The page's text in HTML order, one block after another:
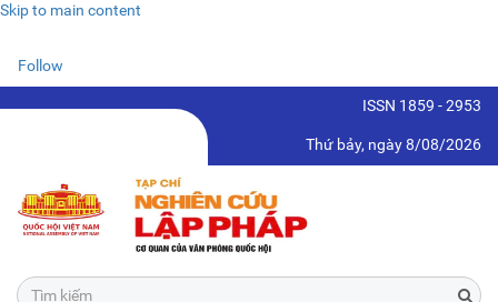
Skip to main content
Follow
ISSN 1859 - 2953
Thứ bảy, ngày 8/08/2026